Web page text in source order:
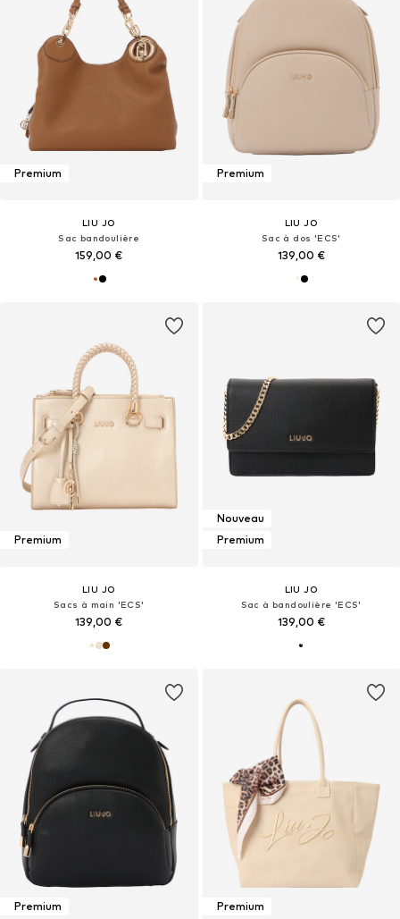
Premium
LIU JO
Sac bandoulière
159,00 €
Premium
LIU JO
Sac à dos 'ECS'
139,00 €
Premium
LIU JO
Sacs à main 'ECS'
139,00 €
Nouveau
Premium
LIU JO
Sac à bandoulière 'ECS'
139,00 €
Premium Premium